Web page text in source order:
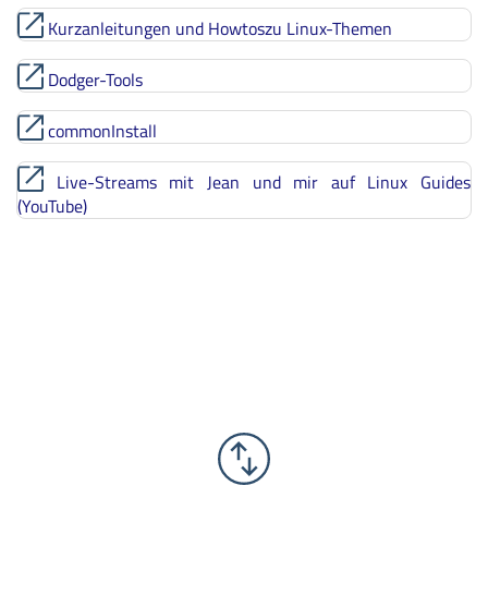
Kurzanleitungen und Howtoszu Linux-Themen
Dodger-Tools
commonInstall
Live-Streams mit Jean und mir auf Linux Guides
(YouTube)